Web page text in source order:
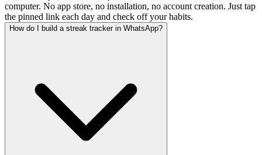
computer. No app store, no installation, no account creation. Just tap
the pinned link each day and check off your habits.
How do I build a streak tracker in WhatsApp?